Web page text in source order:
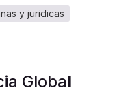
y juridicas
Global